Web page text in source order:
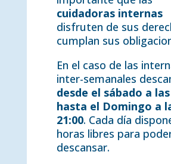
cuidadoras internas
disfruten de sus
cumplan sus
En el caso de las
inter-semanales
desde el sábado a
hasta el Domingo a
21:00. Cada día
horas libres para
descansar.